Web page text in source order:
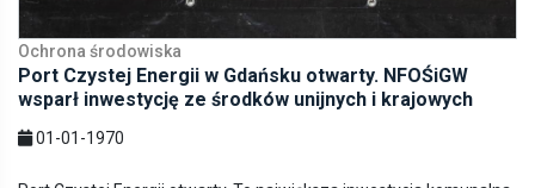
Ochrona środowiska
Port Czystej Energii w Gdańsku otwarty. NFOŚiGW
wsparł inwestycję ze środków unijnych i krajowych
01-01-1970